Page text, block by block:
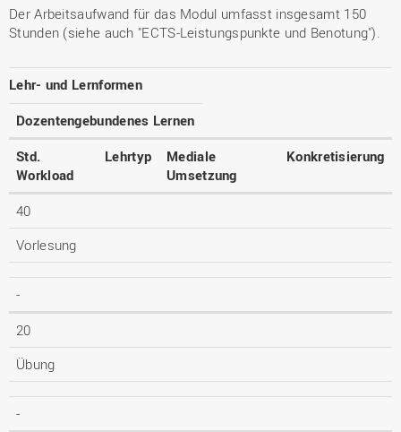
Der Arbeitsaufwand für das Modul umfasst insgesamt 150
Stunden (siehe auch "ECTS-Leistungspunkte und Benotung").
Lehr- und Lernformen
Dozentengebundenes Lernen
Std.
Workload
Lehrtyp
Mediale
Umsetzung
Konkretisierung
40
Vorlesung
-
20
Übung
-